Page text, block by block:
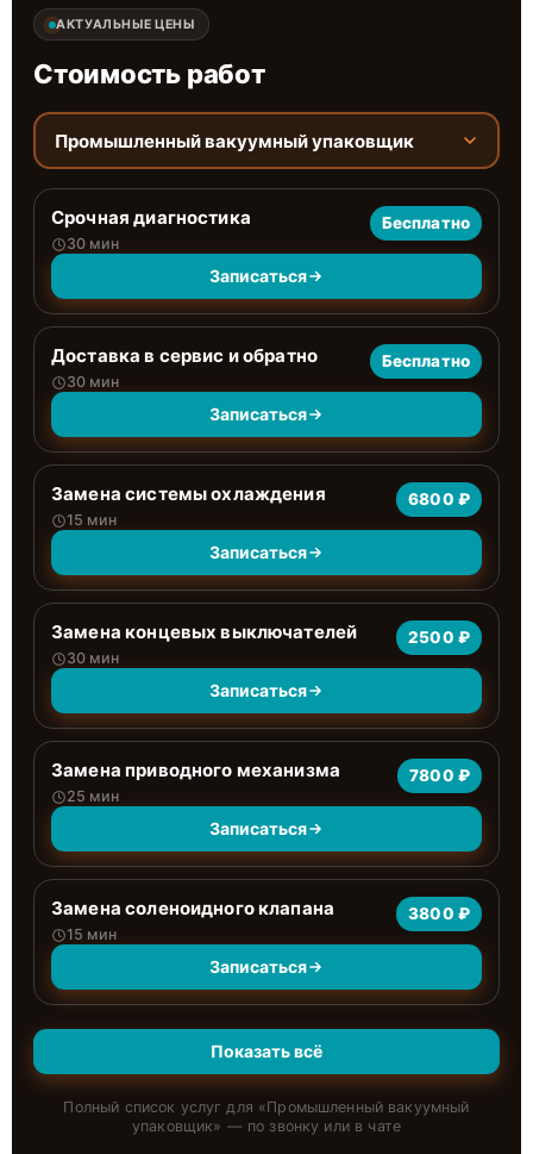
АКТУАЛЬНЫЕ ЦЕНЫ
Стоимость работ
Промышленный вакуумный упаковщик
Срочная диагностика
30 мин
Бесплатно
Записаться
Доставка в сервис и обратно
30 мин
Бесплатно
Записаться
Замена системы охлаждения
15 мин
6800 ₽
Записаться
Замена концевых выключателей
30 мин
2500 ₽
Записаться
Замена приводного механизма
25 мин
7800 ₽
Записаться
Замена соленоидного клапана
15 мин
3800 ₽
Записаться
Показать всё
Полный список услуг для «Промышленный вакуумный
упаковщик» — по звонку или в чате